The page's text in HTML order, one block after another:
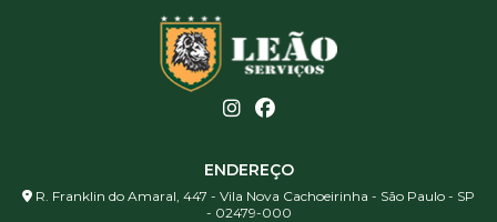
ENDEREÇO
R. Franklin do Amaral, 447 - Vila Nova Cachoeirinha - São Paulo - SP
- 02479-000